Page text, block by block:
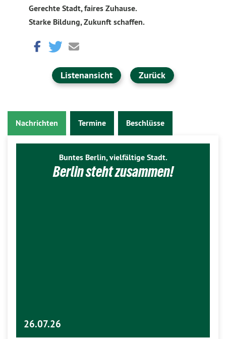
Gerechte Stadt, faires Zuhause.
Starke Bildung, Zukunft schaffen.
Listenansicht Zurück
Nachrichten Termine Beschlüsse
Buntes Berlin, vielfältige Stadt.
Berlin steht zusammen!
26.07.26